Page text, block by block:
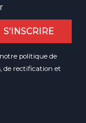
politique de
de rectification et